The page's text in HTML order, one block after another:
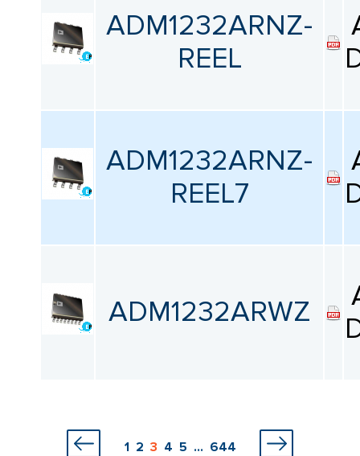
ADM1232ARNZ-
REEL
ADM1232ARNZ-
REEL7
ADM1232ARWZ
1 2 3 4 5 ... 644